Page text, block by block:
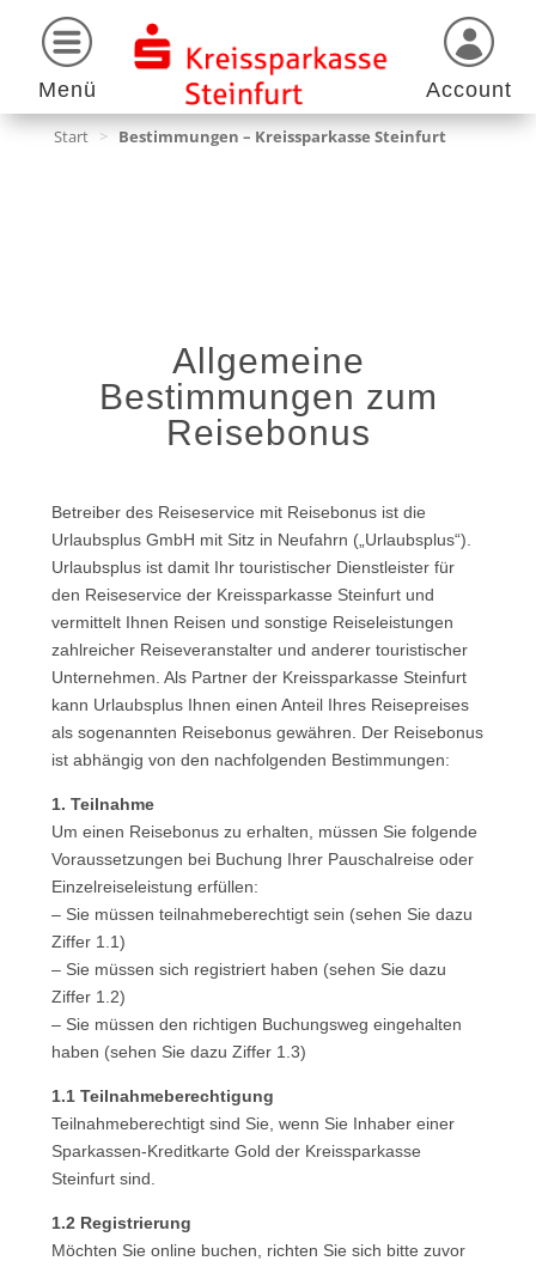
Menü Account
Start > Bestimmungen – Kreissparkasse Steinfurt
Allgemeine
Bestimmungen zum
Reisebonus
Betreiber des Reiseservice mit Reisebonus ist die
Urlaubsplus GmbH mit Sitz in Neufahrn („Urlaubsplus“).
Urlaubsplus ist damit Ihr touristischer Dienstleister für
den Reiseservice der Kreissparkasse Steinfurt und
vermittelt Ihnen Reisen und sonstige Reiseleistungen
zahlreicher Reiseveranstalter und anderer touristischer
Unternehmen. Als Partner der Kreissparkasse Steinfurt
kann Urlaubsplus Ihnen einen Anteil Ihres Reisepreises
als sogenannten Reisebonus gewähren. Der Reisebonus
ist abhängig von den nachfolgenden Bestimmungen:
1. Teilnahme
Um einen Reisebonus zu erhalten, müssen Sie folgende
Voraussetzungen bei Buchung Ihrer Pauschalreise oder
Einzelreiseleistung erfüllen:
– Sie müssen teilnahmeberechtigt sein (sehen Sie dazu
Ziffer 1.1)
– Sie müssen sich registriert haben (sehen Sie dazu
Ziffer 1.2)
– Sie müssen den richtigen Buchungsweg eingehalten
haben (sehen Sie dazu Ziffer 1.3)
1.1 Teilnahmeberechtigung
Teilnahmeberechtigt sind Sie, wenn Sie Inhaber einer
Sparkassen-Kreditkarte Gold der Kreissparkasse
Steinfurt sind.
1.2 Registrierung
Möchten Sie online buchen, richten Sie sich bitte zuvor